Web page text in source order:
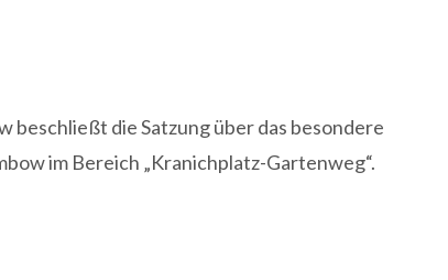
beschließt die Satzung über das besondere
im Bereich „Kranichplatz-Gartenweg“.